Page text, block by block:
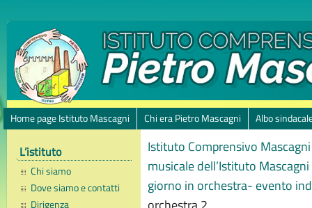
Home page Istituto Mascagni Chi era Pietro Mascagni Albo
L’istituto
Chi siamo
Dove siamo e contatti
Dirigenza
Istituto Comprensivo
musicale dell’Istituto Mascagni
giorno in orchestra- evento